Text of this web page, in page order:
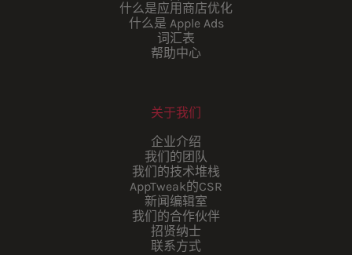
什么是应用商店优化
什么是 Apple Ads
词汇表
帮助中心
关于我们
企业介绍
我们的团队
我们的技术堆栈
AppTweak的CSR
新闻编辑室
我们的合作伙伴
招贤纳士
联系方式